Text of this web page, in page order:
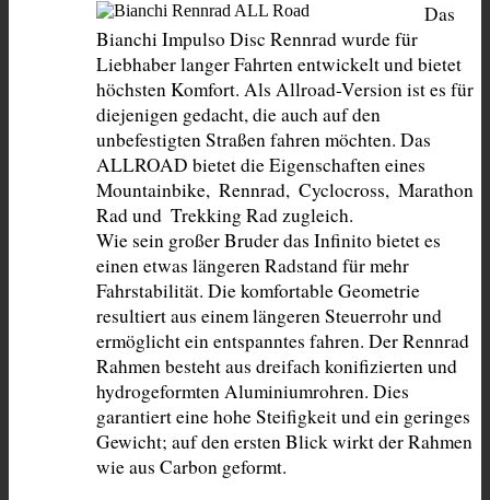
Das
Bianchi Impulso Disc Rennrad wurde für
Liebhaber langer Fahrten entwickelt und bietet
höchsten Komfort. Als Allroad-Version ist es für
diejenigen gedacht, die auch auf den
unbefestigten Straßen fahren möchten. Das
ALLROAD bietet die Eigenschaften eines
Mountainbike,  Rennrad,  Cyclocross,  Marathon
Rad und  Trekking Rad zugleich.
Wie sein großer Bruder das Infinito bietet es
einen etwas längeren Radstand für mehr
Fahrstabilität. Die komfortable Geometrie
resultiert aus einem längeren Steuerrohr und
ermöglicht ein entspanntes fahren. Der Rennrad
Rahmen besteht aus dreifach konifizierten und
hydrogeformten Aluminiumrohren. Dies
garantiert eine hohe Steifigkeit und ein geringes
Gewicht; auf den ersten Blick wirkt der Rahmen
wie aus Carbon geformt.